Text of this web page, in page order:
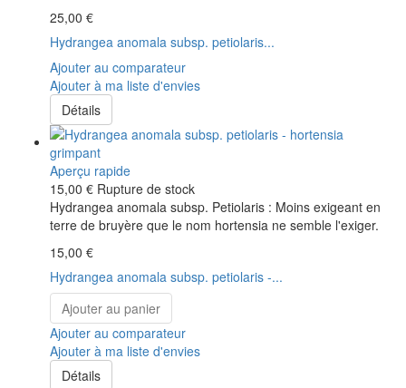
25,00 €
Hydrangea anomala subsp. petiolaris...
Ajouter au comparateur
Ajouter à ma liste d'envies
Détails
Aperçu rapide
15,00 € Rupture de stock
Hydrangea anomala subsp. Petiolaris : Moins exigeant en
terre de bruyère que le nom hortensia ne semble l'exiger.
15,00 €
Hydrangea anomala subsp. petiolaris -...
Ajouter au panier
Ajouter au comparateur
Ajouter à ma liste d'envies
Détails